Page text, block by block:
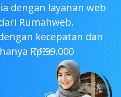
dengan layanan web
Rumahweb.
kecepatan dan
Rp 99.000